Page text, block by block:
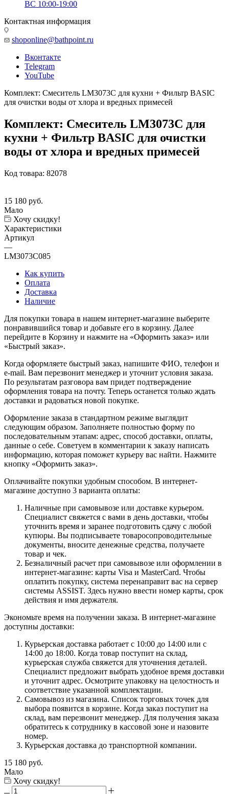
ВС 10:00-19:00
Контактная информация
shoponline@bathpoint.ru
Вконтакте
Telegram
YouTube
Комплект: Смеситель LM3073C для кухни + Фильтр BASIC
для очистки воды от хлора и вредных примесей
Комплект: Смеситель LM3073C для
кухни + Фильтр BASIC для очистки
воды от хлора и вредных примесей
Код товара: 82078
15 180 руб.
Мало
Хочу скидку!
Характеристики
Артикул
—
LM3073C085
Как купить
Оплата
Доставка
Наличие
Для покупки товара в нашем интернет-магазине выберите
понравившийся товар и добавьте его в корзину. Далее
перейдите в Корзину и нажмите на «Оформить заказ» или
«Быстрый заказ».
Когда оформляете быстрый заказ, напишите ФИО, телефон и
e-mail. Вам перезвонит менеджер и уточнит условия заказа.
По результатам разговора вам придет подтверждение
оформления товара на почту. Теперь останется только ждать
доставки и радоваться новой покупке.
Оформление заказа в стандартном режиме выглядит
следующим образом. Заполняете полностью форму по
последовательным этапам: адрес, способ доставки, оплаты,
данные о себе. Советуем в комментарии к заказу написать
информацию, которая поможет курьеру вас найти. Нажмите
кнопку «Оформить заказ».
Оплачивайте покупки удобным способом. В интернет-
магазине доступно 3 варианта оплаты:
Наличные при самовывозе или доставке курьером.
Специалист свяжется с вами в день доставки, чтобы
уточнить время и заранее подготовить сдачу с любой
купюры. Вы подписываете товаросопроводительные
документы, вносите денежные средства, получаете
товар и чек.
Безналичный расчет при самовывозе или оформлении в
интернет-магазине: карты Visa и MasterCard. Чтобы
оплатить покупку, система перенаправит вас на сервер
системы ASSIST. Здесь нужно ввести номер карты, срок
действия и имя держателя.
Экономьте время на получении заказа. В интернет-магазине
доступны доставки:
Курьерская доставка работает с 10:00 до 14:00 или с
14:00 до 18:00. Когда товар поступит на склад,
курьерская служба свяжется для уточнения деталей.
Специалист предложит выбрать удобное время доставки
и уточнит адрес. Осмотрите упаковку на целостность и
соответствие указанной комплектации.
Самовывоз из магазина. Список торговых точек для
выбора появится в корзине. Когда заказ поступит на
склад, вам перезвонит менеджер. Для получения заказа
обратитесь к сотруднику в кассовой зоне и назовите
номер.
Курьерская доставка до транспортной компании.
15 180 руб.
Мало
Хочу скидку!